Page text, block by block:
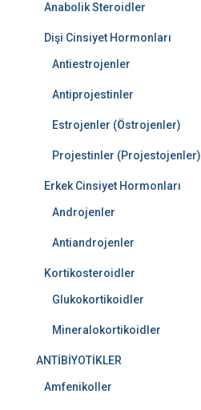
Anabolik Steroidler
Dişi Cinsiyet Hormonları
Antiestrojenler
Antiprojestinler
Estrojenler (Östrojenler)
Projestinler (Projestojenler)
Erkek Cinsiyet Hormonları
Androjenler
Antiandrojenler
Kortikosteroidler
Glukokortikoidler
Mineralokortikoidler
ANTİBİYOTİKLER
Amfenikoller